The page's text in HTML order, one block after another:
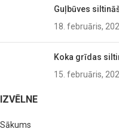
Guļbūves
18. februāris,
Koka grīdas
15. februāris,
IZVĒLNE
Sākums